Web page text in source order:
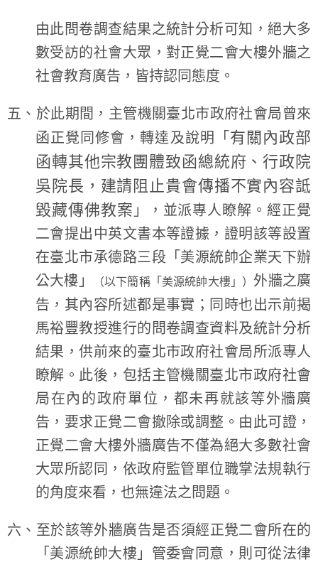
由此問卷調查結果之統計分析可知，絕大多
數受訪的社會大眾，對正覺二會大樓外牆之
社會教育廣告，皆持認同態度。
五、於此期間，主管機關臺北市政府社會局曾來
函正覺同修會，轉達及說明「 有關內政部
函轉其他宗教團體致函總統府、行政院
吳院長，建請阻止貴會傳播不實內容詆
毀藏傳佛教案 」，並派專人瞭解。經正覺
二會提出中英文書本等證據，證明該等設置
在臺北市承德路三段「美源統帥企業天下辦
公大樓」
（以下簡稱「美源統帥大樓」） 外牆之廣
告，其內容所述都是事實；同時也出示前揭
馬裕豐教授進行的問卷調查資料及統計分析
結果，供前來的臺北市政府社會局所派專人
瞭解。此後，包括主管機關臺北市政府社會
局在內的政府單位，都未再就該等外牆廣
告，要求正覺二會撤除或調整。由此可證，
正覺二會大樓外牆廣告不僅為絕大多數社會
大眾所認同，依政府監管單位職掌法規執行
的角度來看，也無違法之問題。
六、至於該等外牆廣告是否須經正覺二會所在的
「美源統帥大樓」管委會同意，則可從法律